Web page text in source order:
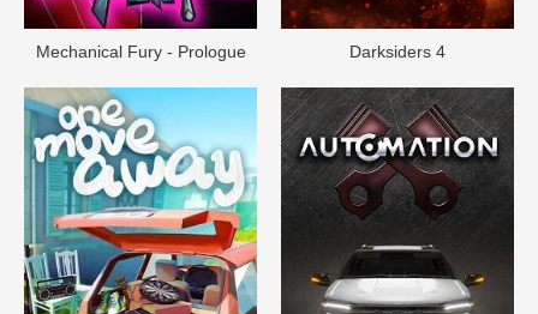
Mechanical Fury - Prologue Darksiders 4